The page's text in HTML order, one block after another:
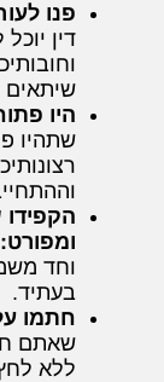
פנו
דין
היו
שתהיו
ומפורט:
וחד
בעתיד.
חתמו
שאתם
ללא